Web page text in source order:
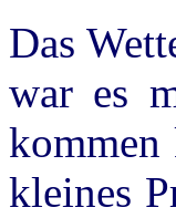
Das
war es
kommen
kleines